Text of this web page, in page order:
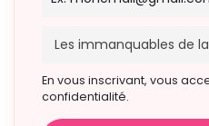
En vous inscrivant, vous
confidentialité.